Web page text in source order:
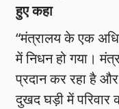
हुए कहा
“मंत्रालय के एक
में निधन हो गया।
प्रदान कर रहा है
दुखद घड़ी में परिवार